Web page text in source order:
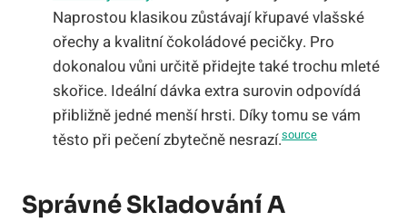
Naprostou klasikou zůstávají křupavé vlašské
ořechy a kvalitní čokoládové pecičky. Pro
dokonalou vůni určitě přidejte také trochu mleté
skořice. Ideální dávka extra surovin odpovídá
přibližně jedné menší hrsti. Díky tomu se vám
těsto při pečení zbytečně nesrazí.source
Správné Skladování A